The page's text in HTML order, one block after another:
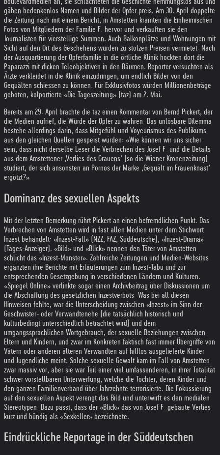
gäben bedenkenlos Namen und Bilder der Opfer preis. Am 30. April doppelte
die Zeitung nach mit einem Bericht, in Amstetten kramten die Einheimischen
Fotos von Mitgliedern der Familie F. hervor und verkauften sie den
Journalisten für vierstellige Summen. Auch Balkonplätze und Wohnungen mit
Sicht auf den Ort des Geschehens würden zu stolzen Preisen vermietet. Nach
der Ausquartierung der Opferfamilie in die örtliche Klinik hockten dort die
Paparazzi mit dicken Teleobjektiven in den Bäumen. Reporter versuchten als
Ärzte verkleidet in die Klinik einzudringen, um endlich Bilder von den
Gequälten schiessen zu können. Für Exklusivfotos würden Millionenbeträge
geboten, kolportierte «Die Tageszeitung» (taz) am 2. Mai.
Bereits am 29. April brachte die taz einen Kommentar von Bernd Pickert, der
die Medien aufrief, die Würde der Opfer zu wahren. Das unlösbare Dilemma
bestehe allerdings darin, dass Mitgefühl und Voyeurismus des Publikums
aus den gleichen Quellen gespeist würden: «Wie können wir uns sicher
sein, dass nicht derselbe Leser die Verbrechen des Josef F. und die Details
aus dem Amstettener ‚Verlies des Grauens’ (so die Wiener Kronenzeitung)
studiert, der sich ansonsten an Pornos der Marke ‚Gequält im Frauenknast’
ergötzt?»
Dominanz des sexuellen Aspekts
Mit der letzten Bemerkung rührt Pickert an einen befremdlichen Punkt. Das
Verbrechen von Amstetten wird in fast allen Medien unter dem Stichwort
Inzest behandelt: «Inzest-Fall» (NZZ, FAZ, Süddeutsche), «Inzest-Drama»
(Tages-Anzeiger). «Bild» und «Blick» nennen den Täter von Amstetten
schlicht das «Inzest-Monster». Zahlreiche Zeitungen und Medien-Websites
ergänzten ihre Berichte mit Erläuterungen zum Inzest-Tabu und zur
entsprechenden Gesetzgebung in verschiedenen Ländern und Kulturen.
«Spiegel Online» verlinkte sogar einen Archivbeitrag über Diskussionen um
die Abschaffung des gesetzlichen Inzestverbots. Was bei all diesen
Hinweisen fehlte, war die Unterscheidung zwischen «Inzest» im Sinn der
Geschwister- oder Verwandtenehe (die tatsächlich historisch und
kulturbedingt unterschiedlich betrachtet wird) und dem
umgangssprachlichen Wortgebrauch, der sexuelle Beziehungen zwischen
Eltern und Kindern, und zwar im Konkreten faktisch fast immer Übergriffe von
Vätern oder anderen älteren Verwandten auf hilflos ausgelieferte Kinder
und Jugendliche meint. Solche sexuelle Gewalt kam im Fall von Amstetten
zwar massiv vor, aber sie war Teil einer viel umfassenderen, in ihrer Totalität
schwer vorstellbaren Unterwerfung, welche die Tochter, deren Kinder und
den ganzen Familienverband über Jahrzehnte terrorisierte. Die Fokussierung
auf den sexuellen Aspekt verengt das Bild und unterwirft es den medialen
Stereotypen. Dazu passt, dass der «Blick» das von Josef F. gebaute Verlies
kurz und bündig als «Sexkeller» bezeichnete.
Eindrückliche Reportage in der Süddeutschen